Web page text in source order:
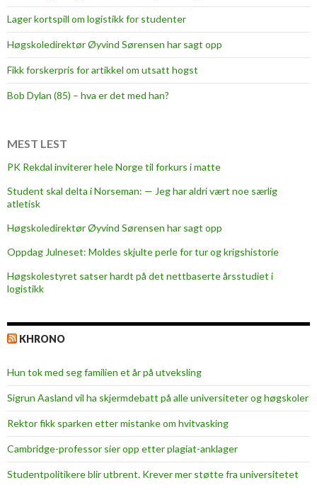
Lager kortspill om logistikk for studenter
Høgskoledirektør Øyvind Sørensen har sagt opp
Fikk forskerpris for artikkel om utsatt hogst
Bob Dylan (85) – hva er det med han?
MEST LEST
PK Rekdal inviterer hele Norge til forkurs i matte
Student skal delta i Norseman: — Jeg har aldri vært noe særlig
atletisk
Høgskoledirektør Øyvind Sørensen har sagt opp
Oppdag Julneset: Moldes skjulte perle for tur og krigshistorie
Høgskolestyret satser hardt på det nettbaserte årsstudiet i
logistikk
KHRONO
Hun tok med seg familien et år på utveksling
Sigrun Aasland vil ha skjerm­debatt på alle universiteter og høgskoler
Rektor fikk sparken etter mistanke om hvitvasking
Cambridge-professor sier opp etter plagiat-anklager
Studentpolitikere blir utbrent. Krever mer støtte fra universitetet